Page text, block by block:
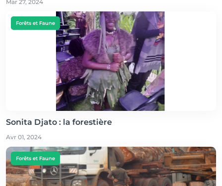
Mar 27, 2024
Forêts et Faune
Sonita Djato : la forestière
Avr 01, 2024
Forêts et Faune